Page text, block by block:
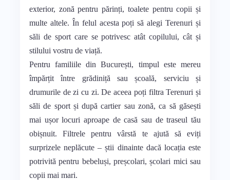
exterior, zonă pentru părinți, toalete pentru copii și
multe altele. În felul acesta poți să alegi Terenuri și
săli de sport care se potrivesc atât copilului, cât și
stilului vostru de viață.
Pentru familiile din București, timpul este mereu
împărțit între grădiniță sau școală, serviciu și
drumurile de zi cu zi. De aceea poți filtra Terenuri și
săli de sport și după cartier sau zonă, ca să găsești
mai ușor locuri aproape de casă sau de traseul tău
obișnuit. Filtrele pentru vârstă te ajută să eviți
surprizele neplăcute – știi dinainte dacă locația este
potrivită pentru bebeluși, preșcolari, școlari mici sau
copii mai mari.